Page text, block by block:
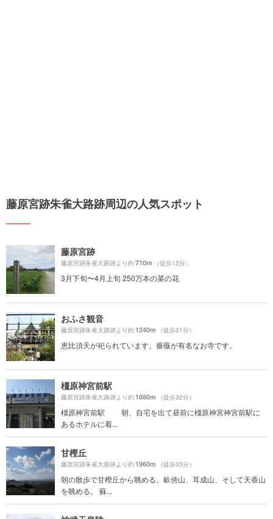
藤原宮跡朱雀大路跡周辺の人気スポット
藤原宮跡
藤原宮跡朱雀大路跡より約710m （徒歩12分）
3月下旬〜4月上旬 250万本の菜の花
おふさ観音
藤原宮跡朱雀大路跡より約1240m （徒歩21分）
恵比須天が祀られています。薔薇が有名なお寺です。
橿原神宮前駅
藤原宮跡朱雀大路跡より約1880m （徒歩32分）
橿原神宮前駅 朝、自宅を出て昼前に橿原神宮神宮前駅に
あるホテルに着...
甘樫丘
藤原宮跡朱雀大路跡より約1960m （徒歩33分）
朝の散歩で甘樫丘から眺める。畝傍山、耳成山、そして天香山
を眺める。 蘇...